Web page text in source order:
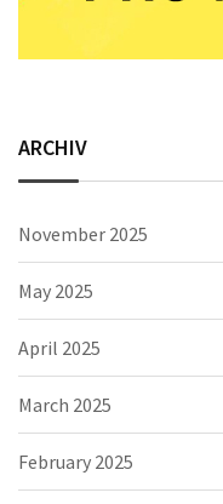
ARCHIV
November 2025
May 2025
April 2025
March 2025
February 2025